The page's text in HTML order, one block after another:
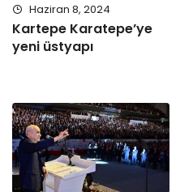
Haziran 8, 2024
Kartepe Karatepe’ye
yeni üstyapı